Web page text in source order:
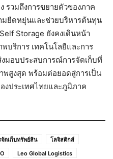
รวมถึงการขยายตัวของภาค
มยืดหยุ่นและช่วยบริหารต้นทุน
Storage ยังคงเดินหน้า
บริการ เทคโนโลยีและการ
มอบประสบการณ์การจัดเก็บที่
สูงสุด พร้อมต่อยอดสู่การเป็น
งประเทศไทยและภูมิภาค
ดเก็บทรัพย์สิน
โลจิสติกส์
Leo Global Logistics